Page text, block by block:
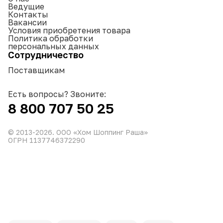
Ведущие
Контакты
Вакансии
Условия приобретения товара
Политика обработки
персональных данных
Сотрудничество
Поставщикам
Есть вопросы? Звоните:
8 800 707 50 25
© 2013-2026. ООО «Хом Шоппинг Раша»
ОГРН 1137746372290